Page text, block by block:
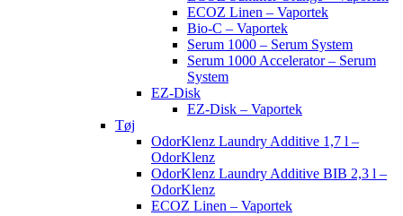
ECOZ Linen – Vaportek
Bio-C – Vaportek
Serum 1000 – Serum System
Serum 1000 Accelerator – Serum
System
EZ-Disk
EZ-Disk – Vaportek
Tøj
OdorKlenz Laundry Additive 1,7 l –
OdorKlenz
OdorKlenz Laundry Additive BIB 2,3 l –
OdorKlenz
ECOZ Linen – Vaportek